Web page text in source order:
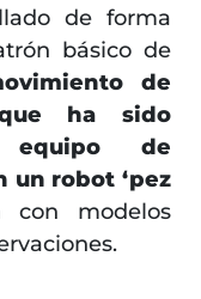
de forma
básico de
de
ha sido
de
un robot ‘pez
con modelos